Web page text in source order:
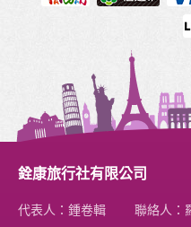
銓康旅行社有限公司
代表人：鍾卷輯 聯絡人：